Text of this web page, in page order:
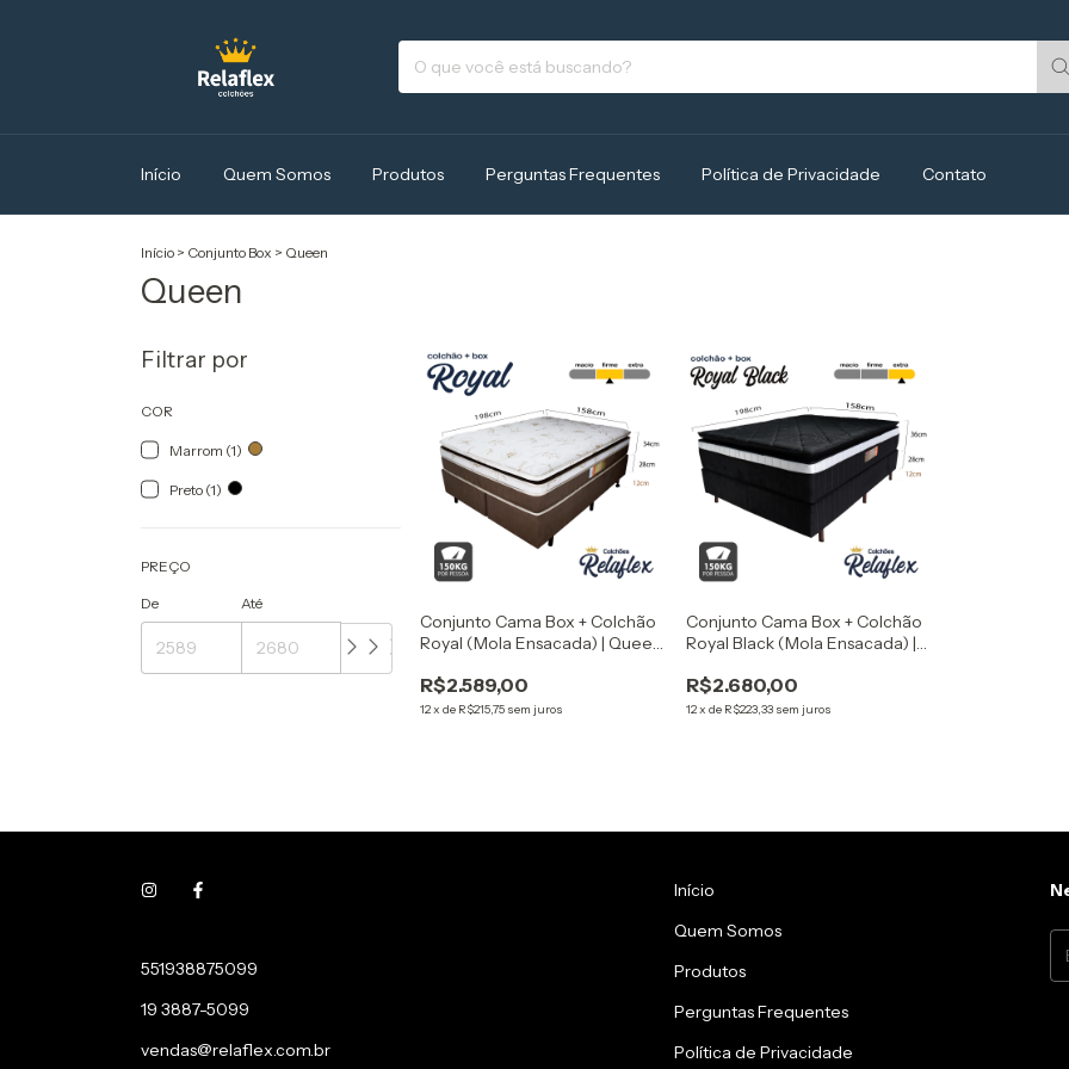
Início Quem Somos Produtos Perguntas Frequentes Política de Privacidade Contato
Início > Conjunto Box > Queen
Queen
Filtrar por
COR
Marrom (1)
Preto (1)
PREÇO
De Até
Conjunto Cama Box + Colchão
Royal (Mola Ensacada) | Queen
R$2.589,00
12xde R$215,75 sem juros
Conjunto Cama Box + Colchão
Royal Black (Mola Ensacada) |
R$2.680,00
12x de R$223,33 sem juros
551938875099
19 3887-5099
vendas@relaflex.com.br
Início
Quem Somos
Produtos
Perguntas Frequentes
Política de Privacidade